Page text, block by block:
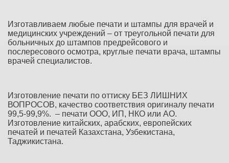
Изготавливаем любые печати и штампы для врачей и
медицинских учреждений – от треугольной печати для
больничных до штампов предрейсового и
послересового осмотра, круглые печати врача, штампы
врачей специалистов.
Изготовление печати по оттиску БЕЗ ЛИШНИХ
ВОПРОСОВ, качество соответствия оригиналу печати
99,5-99,9%. – печати ООО, ИП, НКО или АО.
Изготовление китайских, арабских, европейских
печатей и печатей Казахстана, Узбекистана,
Таджикистана.